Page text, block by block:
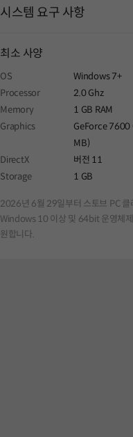
시스템 요구 사항
최소 사양
OS
Windows 7+
Processor
2.0 Ghz
Memory
1 GB RAM
Graphics
GeForce 7600
MB)
DirectX
버전 11
Storage
1 GB
2026년 6월 29일부터 스토브 PC 클
Windows 10 이상 및 64bit 운영체제
원합니다.